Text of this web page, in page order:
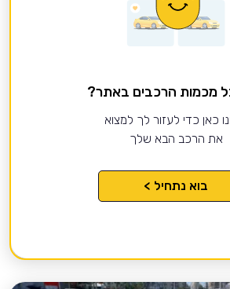
מכמות הרכבים באתר?
כאן כדי לעזור לך למצוא
את הרכב הבא שלך
בוא נתחיל >